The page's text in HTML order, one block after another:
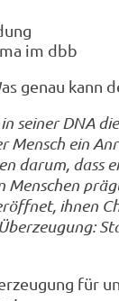
im dbb
genau kann
seiner DNA
Mensch ein
darum, dass
Menschen
ihnen
für